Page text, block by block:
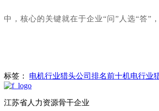
中，核心的关键就在于企业“问”人选“答”
标签： 电机行业猎头公司排名前十机电行业
江苏省人力资源骨干企业